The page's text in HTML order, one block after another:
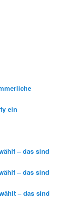
ein
– das sind
– das sind
– das sind